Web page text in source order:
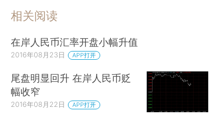
相关阅读
在岸人民币汇率开盘小幅升值
2016年08月23日 APP打开
尾盘明显回升 在岸人民币贬
幅收窄
2016年08月22日 APP打开